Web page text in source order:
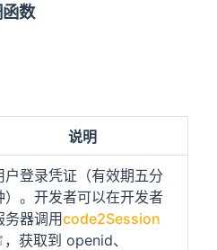
数
说明
户登录凭证（有效期五分
）。开发者可以在开发者
务器调用code2Session
open in new window
，获取到 openid、